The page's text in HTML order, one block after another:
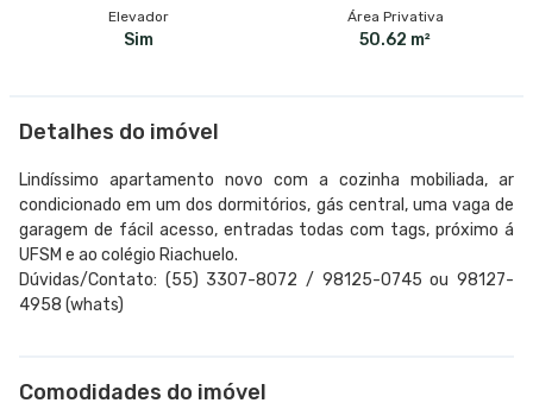
Elevador
Sim
Área Privativa
50.62 m²
Detalhes do imóvel
Lindíssimo apartamento novo com a cozinha mobiliada, ar
condicionado em um dos dormitórios, gás central, uma vaga de
garagem de fácil acesso, entradas todas com tags, próximo á
UFSM e ao colégio Riachuelo.
Dúvidas/Contato: (55) 3307-8072 / 98125-0745 ou 98127-
4958 (whats)
Comodidades do imóvel